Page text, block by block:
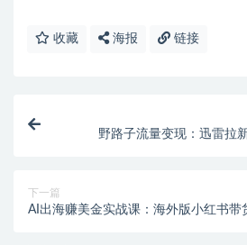
收藏 海报 链接
野路子流量变现：迅雷拉
下一篇
AI出海赚美金实战课：海外版小红书带